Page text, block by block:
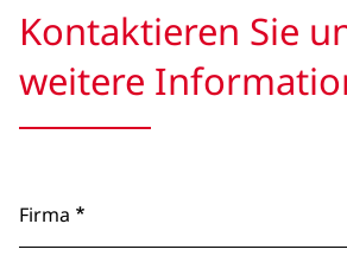
Kontaktieren Sie
weitere
Firma